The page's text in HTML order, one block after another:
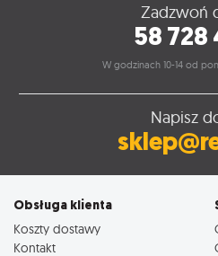
Zadzwoń
58 728
W godzinach 10-14 od
Napisz
Obsługa klienta
Koszty dostawy
Kontakt